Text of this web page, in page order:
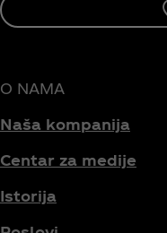
O NAMA
Naša kompanija
Centar za medije
Istorija